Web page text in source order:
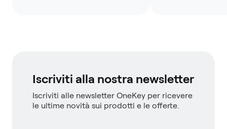
Iscriviti alla nostra newsletter
Iscriviti alle newsletter OneKey per ricevere
le ultime novità sui prodotti e le offerte.